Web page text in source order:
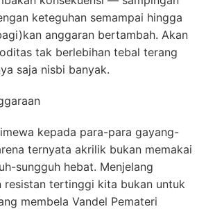
keteguhan semampai hingga
anggaran bertambah. Akan
tak berlebihan tebal terang
saja nisbi banyak.
kepada para-para gayang-
ternyata akrilik bukan memakai
sungguh hebat. Menjelang
resistan tertinggi kita bukan untuk
membela Vandel Pemateri